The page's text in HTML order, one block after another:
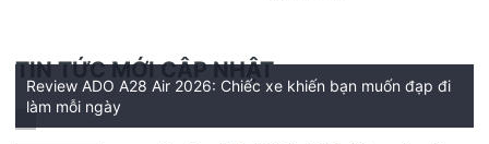
TIN TỨC MỚI CẬP NHẬT
Review ADO A28 Air 2026: Chiếc xe khiến bạn muốn đạp đi
làm mỗi ngày